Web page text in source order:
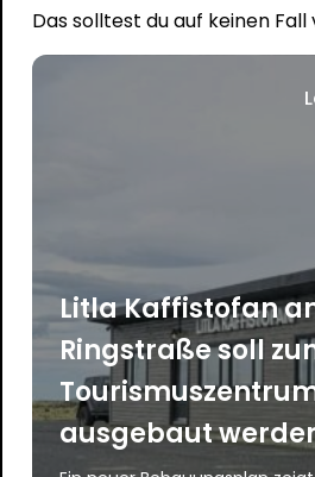
Das solltest du auf keinen
Litla Kaffistofan
Ringstraße soll
ausgebaut